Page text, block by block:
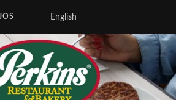
English